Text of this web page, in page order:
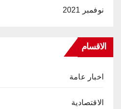
نوفمبر 2021
الاقسام
اخبار عامة
الاقتصادية